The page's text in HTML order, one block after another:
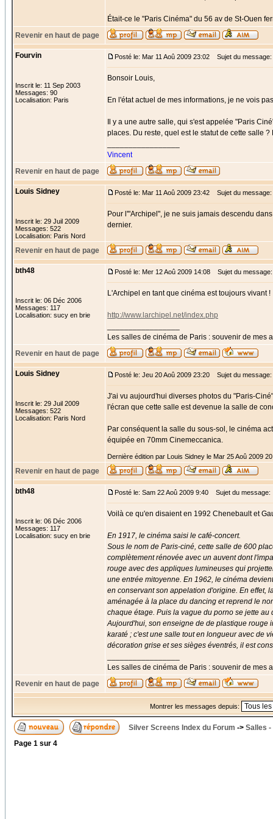
Était-ce le "Paris Cinéma" du 56 av de St-Ouen
Revenir en haut de page
Fourvin
Inscrit le: 11 Sep 2003
Messages: 90
Localisation: Paris
Posté le: Mar 11 Aoû 2009 23:02 Sujet du message:
Bonsoir Louis,
En l'état actuel de mes informations, je ne vois
Il y a une autre salle, qui s'est appelée "Paris
places. Du reste, quel est le statut de cette salle
Vincent
Revenir en haut de page
Louis Sidney
Inscrit le: 29 Juil 2009
Messages: 522
Localisation: Paris Nord
Posté le: Mar 11 Aoû 2009 23:42 Sujet du message:
Pour l'"Archipel", je ne suis jamais descendu
dernier.
Revenir en haut de page
bth48
Inscrit le: 06 Déc 2006
Messages: 117
Localisation: sucy en brie
Posté le: Mer 12 Aoû 2009 14:08 Sujet du message:
L'Archipel en tant que cinéma est toujours vivant !
http://www.larchipel.net/index.php
Les salles de cinéma de Paris : souvenir de mes
Revenir en haut de page
Louis Sidney
Inscrit le: 29 Juil 2009
Messages: 522
Localisation: Paris Nord
Posté le: Jeu 20 Aoû 2009 23:20 Sujet du message:
J'ai vu aujourd'hui diverses photos du "Paris-
l'écran que cette salle est devenue la salle de
Par conséquent la salle du sous-sol, le cinéma
équipée en 70mm Cinemeccanica.
Dernière édition par Louis Sidney le Mar 25 Aoû 2009
Revenir en haut de page
bth48
Inscrit le: 06 Déc 2006
Messages: 117
Localisation: sucy en brie
Posté le: Sam 22 Aoû 2009 9:40 Sujet du message:
Voilà ce qu'en disaient en 1992 Chenebault et
En 1917, le cinéma saisi le café-concert.
Sous le nom de Paris-ciné, cette salle de 600
complètement rénovée avec un auvent dont
rouge avec des appliques lumineuses qui
une entrée mitoyenne. En 1962, le cinéma
en conservant son appelation d'origine. En effet,
aménagée à la place du dancing et reprend le
chaque étage. Puis la vague du porno se jette
Aujourd'hui, son enseigne de de plastique rouge
karaté ; c'est une salle tout en longueur avec de
décoration grise et ses sièges éventrés, il est
Les salles de cinéma de Paris : souvenir de mes
Revenir en haut de page
Montrer les messages depuis:
Silver Screens Index du Forum -> Salles
Page 1 sur 4